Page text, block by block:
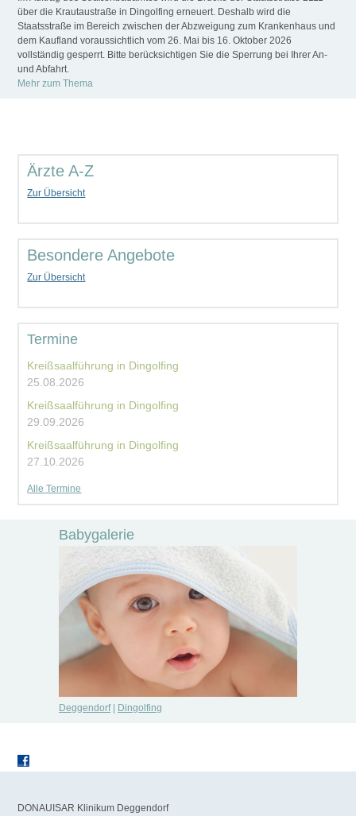
über die Krautaustraße in Dingolfing erneuert. Deshalb wird die
Staatsstraße im Bereich zwischen der Abzweigung zum Krankenhaus und
dem Kaufland voraussichtlich vom 26. Mai bis 16. Oktober 2026
vollständig gesperrt. Bitte berücksichtigen Sie die Sperrung bei Ihrer An-
und Abfahrt.
Mehr zum Thema
Ärzte A-Z
Zur Übersicht
Besondere Angebote
Zur Übersicht
Termine
Kreißsaalführung in Dingolfing
25.08.2026
Kreißsaalführung in Dingolfing
29.09.2026
Kreißsaalführung in Dingolfing
27.10.2026
Alle Termine
Babygalerie
Deggendorf| Dingolfing
DONAUISAR Klinikum Deggendorf